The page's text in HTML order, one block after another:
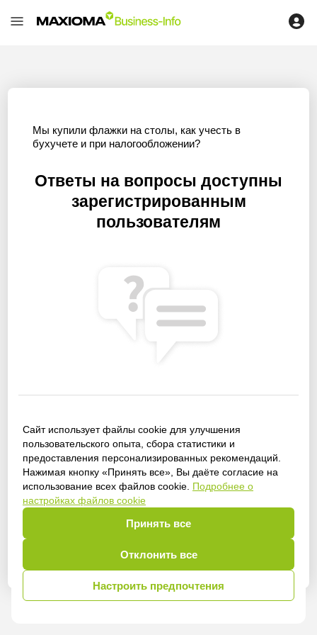
Сайт использует файлы cookie для улучшения
пользовательского опыта, сбора статистики и
предоставления персонализированных рекомендаций.
Нажимая кнопку «Принять все», Вы даёте согласие на
использование всех файлов cookie. Подробнее о
настройках файлов cookie
Принять все
Отклонить все
Настроить предпочтения
Мы купили флажки на столы, как учесть в
бухучете и при налогообложении?
Ответы на вопросы доступны
зарегистрированным
пользователям
Получить доступ
Войти